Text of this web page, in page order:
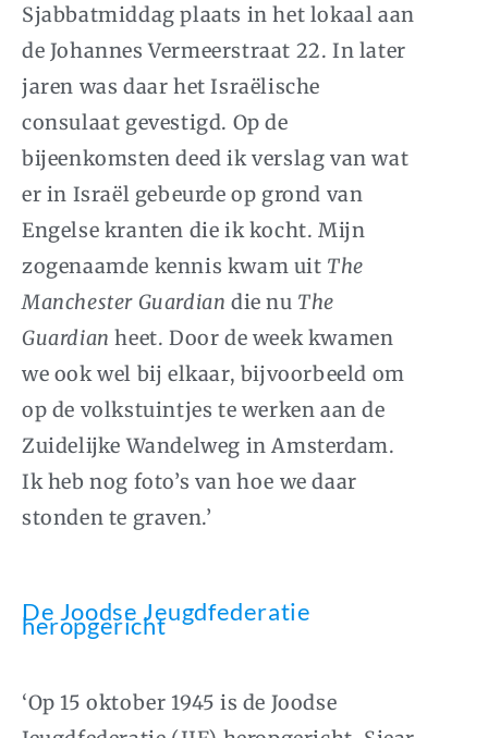
Sjabbatmiddag plaats in het lokaal aan
de Johannes Vermeerstraat 22. In later
jaren was daar het Israëlische
consulaat gevestigd. Op de
bijeenkomsten deed ik verslag van wat
er in Israël gebeurde op grond van
Engelse kranten die ik kocht. Mijn
zogenaamde kennis kwam uit The
Manchester Guardian die nu The
Guardianheet. Door de week kwamen
we ook wel bij elkaar, bijvoorbeeld om
op de volkstuintjes te werken aan de
Zuidelijke Wandelweg in Amsterdam.
Ik heb nog foto’s van hoe we daar
stonden te graven.’
De Joodse Jeugdfederatie
heropgericht
‘Op 15 oktober 1945 is de Joodse